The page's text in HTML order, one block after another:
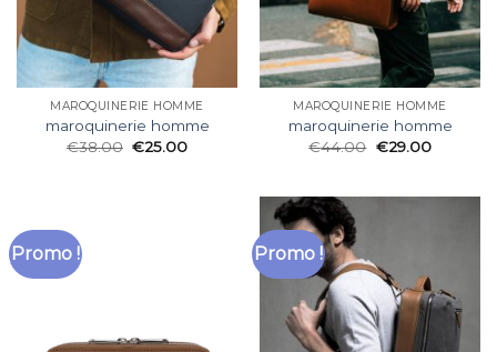
MAROQUINERIE HOMME
maroquinerie homme
€38.00 €25.00
MAROQUINERIE HOMME
maroquinerie homme
€44.00 €29.00
Promo ! Promo !